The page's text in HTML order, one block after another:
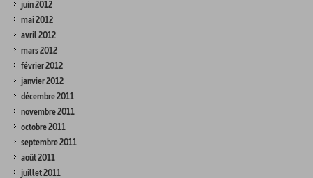
juin 2012
mai 2012
avril 2012
mars 2012
février 2012
janvier 2012
décembre 2011
novembre 2011
octobre 2011
septembre 2011
août 2011
juillet 2011